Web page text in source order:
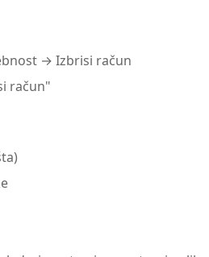
→ Izbrisi račun
račun"